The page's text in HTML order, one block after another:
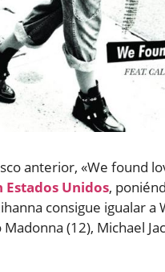
anterior, «We found
Unidos,
consigue igualar
(12), Michael